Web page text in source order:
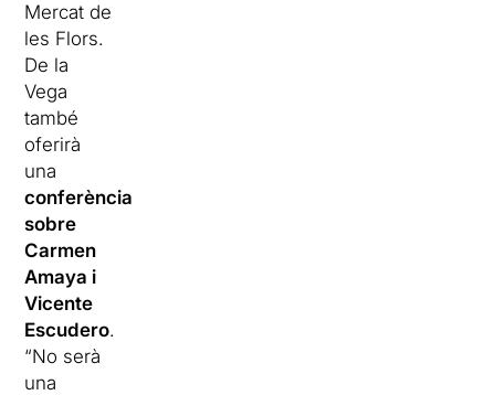
Mercat de
les Flors.
De la
Vega
també
oferirà
una
conferència
sobre
Carmen
Amaya i
Vicente
Escudero.
“No serà
una